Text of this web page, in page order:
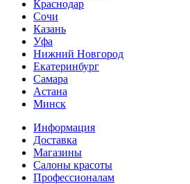
Краснодар
Сочи
Казань
Уфа
Нижний Новгород
Екатеринбург
Самара
Астана
Минск
Информация
Доставка
Магазины
Салоны красоты
Профессионалам